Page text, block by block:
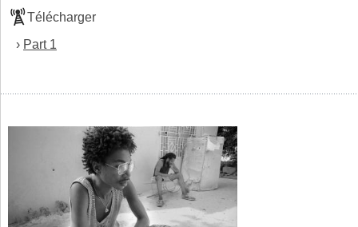
Télécharger
› Part 1